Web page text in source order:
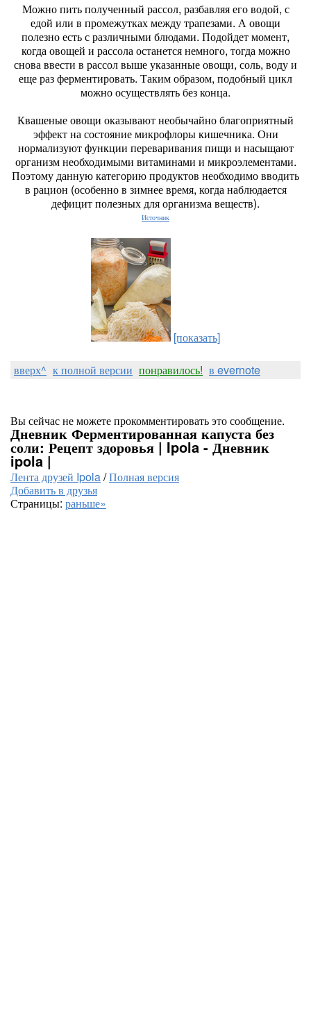
Можно пить полученный рассол, разбавляя его водой, с
едой или в промежутках между трапезами. А овощи
полезно есть с различными блюдами. Подойдет момент,
когда овощей и рассола останется немного, тогда можно
снова ввести в рассол выше указанные овощи, соль, воду и
еще раз ферментировать. Таким образом, подобный цикл
можно осуществлять без конца.
Квашеные овощи оказывают необычайно благоприятный
эффект на состояние микрофлоры кишечника. Они
нормализуют функции переваривания пищи и насыщают
организм необходимыми витаминами и микроэлементами.
Поэтому данную категорию продуктов необходимо вводить
в рацион (особенно в зимнее время, когда наблюдается
дефицит полезных для организма веществ).
Источник
[показать]
вверх^ к полной версии понравилось! в evernote
Вы сейчас не можете прокомментировать это сообщение.
Дневник Ферментированная капуста без
соли: Рецепт здоровья | Ipola - Дневник
ipola |
Лента друзей Ipola/Полная версия
Добавить в друзья
Страницы: раньше»